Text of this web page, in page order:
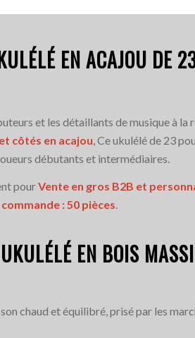
EN ACAJOU DE
et les détaillants de musique à
côtés en acajou , Ce ukulélé de 23
débutants et intermédiaires.
pourVente en gros B2B et
: 50 pièces.
EN BOIS
chaud et équilibré, prisé par les